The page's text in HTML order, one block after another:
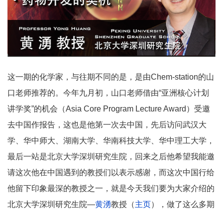
这一期的化学家，与往期不同的是，是由Chem-station的山
口老师推荐的。今年九月初，山口老师借由“亚洲核心计划
讲学奖”的机会（Asia Core Program Lecture Award）受邀
去中国作报告，这也是他第一次去中国，先后访问武汉大
学、华中师大、湖南大学、华南科技大学、华中理工大学，
最后一站是北京大学深圳研究生院，回来之后他希望我能邀
请这次他在中国遇到的教授们以表示感谢，而这次中国行给
他留下印象最深的教授之一，就是今天我们要为大家介绍的
北京大学深圳研究生院—黄湧教授（主页），做了这么多期